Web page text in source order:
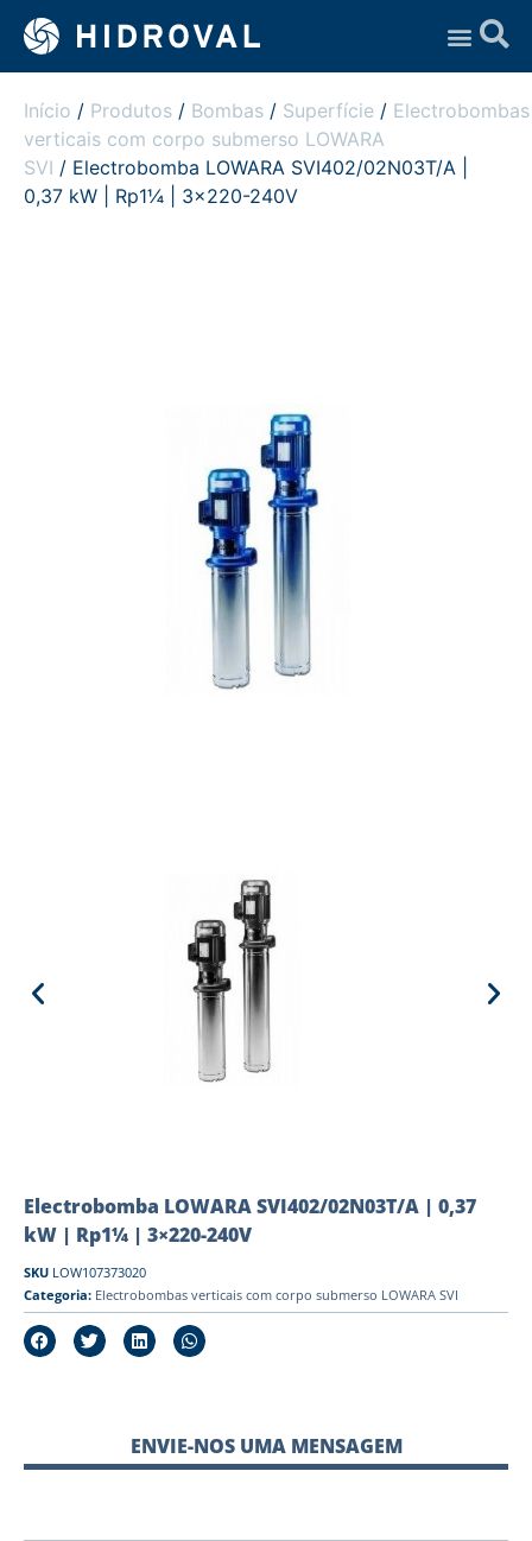
Início / Produtos / Bombas / Superfície / Electrobombas
verticais com corpo submerso LOWARA
SVI / Electrobomba LOWARA SVI402/02N03T/A |
0,37 kW | Rp1¼ | 3×220-240V
Electrobomba LOWARA SVI402/02N03T/A | 0,37
kW | Rp1¼ | 3×220-240V
SKU LOW107373020
Categoria: Electrobombas verticais com corpo submerso LOWARA SVI
ENVIE-NOS UMA MENSAGEM